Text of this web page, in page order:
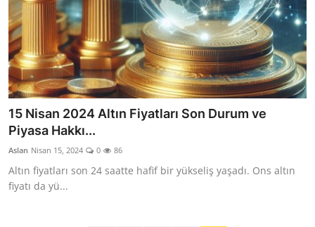
15 Nisan 2024 Altın Fiyatları Son Durum ve
Piyasa Hakkı...
Aslan Nisan 15, 2024 0 86
Altın fiyatları son 24 saatte hafif bir yükseliş yaşadı. Ons altın
fiyatı da yü...